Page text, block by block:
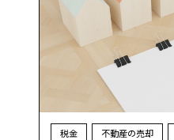
税金 不動産の売却